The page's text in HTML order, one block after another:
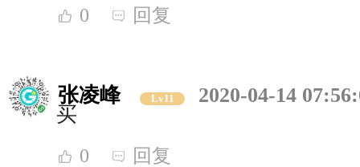
0 回复
张凌峰 Lv11
2020-04-14
买
0 回复